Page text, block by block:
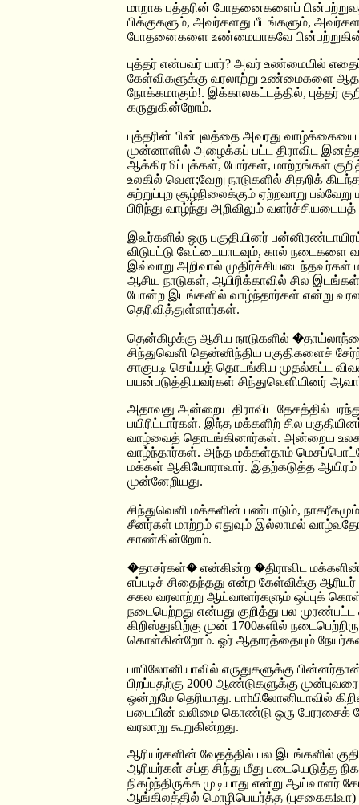
மாறாக புத்தரின் போதனைகளைப்
பிக்குகளும், அவர்களது பீடங்களும்,
போதனைகளை உண்மையாகவே
புத்தர் என்பவர் யார்? அவர் உண்மையில்
கேள்விகளுக்கு வரலாற்று உண்மைகளை
நோக்கமாகும்!. இக்காலகட்டத்தில், புத்தர்
கருதுகின்றோம்.
புத்தரின் பின்புலத்தை அவரது
முன்னாளில் அழைக்கப் பட்ட திராவிட
ஆக்கிரமிப்புக்கள், போர்கள், மாற்றங்கள்
உலகில் வௌ;வேறு நாடுகளில் சிதறிக்
சுற்றுப்புற சூழ்நிலைக்கும் ஏற்றவாறு
பிரிந்து வாழ்ந்து அறிவிலும்
இவர்களில் ஒரு பகுதியினர்
விடுபட்டு வேட்டையாடவும், கால் நடைகளை
இவ்வாறு அறிவால் முதிர்ச்சியடைந்தவர்கள்
ஆசிய நாடுகள், ஆபிரிக்காவில் சில
போன்ற இடங்களில் வாழ்ந்தார்கள் என்று
தெரிவித்துள்ளார்கள்.
தென்கிழக்கு ஆசிய நாடுகளில்
சிந்துவெளி தென்னிந்திய பகுதிகளைச்
சாகுபடி செய்யத் தொடங்கிய முதல்கட்ட
பயன்படுத்தியவர்கள் சிந்துவெளியினர்
அதாவது அன்றைய திராவிட தேசத்தில்
பயிரிட்டார்கள். இந்த மக்களிற் சில
வாழ்வைத் தொடங்கினார்கள். அன்றைய உலக
வாழ்ந்தார்கள். அந்த மக்கள்தாம்
மக்கள் ஆகியோராவார். இதற்கடுத்த ஆயிரம்
முன்னேறியது.
சிந்துவெளி மக்களின் பண்பாடும்,
சீனர்கள் மாற்றம் எதுவும் இல்லாமல்
காண்கின்றோம்.
�தாசர்கள்� என்கின்ற �திராவிட
எப்படிச் சிதைந்தது என்ற கேள்விக்கு
சகல வரலாற்று ஆய்வாளர்களும் ஒப்புக்
நடைபெற்றது என்பது குறித்து பல
கிறிஸ்துவிற்கு முன் 1700களில்
கொள்கின்றோம். ஓர் ஆதாரத்தையும்
பாபிலோனியாவில் எருதுகளுக்கு
பிறப்பதற்கு 2000 ஆண்டுகளுக்கு
ஒன்றுமே தெரியாது. பாhபிலோனியாவில்
படையின் வலிமை கொண்டு ஒரு பேரரசைக்
வரலாறு கூறுகின்றது.
ஆரியர்களின் வேதத்தில் பல இடங்களில்
ஆரியர்கள் சப்த சிந்து மீது படையெடுத்த
நிகழ்ந்திருக்க முடியாது என்று ஆய்வாளர்
ஆங்கிலத்தில் மொழிபெயர்த்த (புசகைகiவா)